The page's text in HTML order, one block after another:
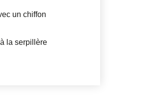
un chiffon
la serpillère